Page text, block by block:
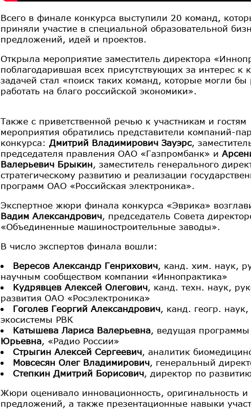
Всего в финале конкурса выступили 20 команд,
приняли участие в специальной образовательной
предложений, идей и проектов.
Открыла мероприятие заместитель директора
поблагодарившая всех присутствующих за интерес к
задачей стал «поиск таких команд, которые могли бы
работать на благо российской экономики».
Также с приветственной речью к участникам и гостям
мероприятия обратились представители компаний-
конкурса: Дмитрий Владимирович Зауэрс,
председателя правления ОАО «Газпромбанк» и
Валерьевич Брыкин, заместитель генерального
стратегическому развитию и реализации
программ ОАО «Российская электроника».
Экспертное жюри финала конкурса «Эврика»
Вадим Александрович, председатель Совета
«Объединенные машиностроительные заводы».
В число экспертов финала вошли:
Вересов Александр Генрихович, канд. хим. наук,
научным сообществом компании «Иннопрактика»
Кудрявцев Алексей Олегович, канд. техн. наук,
развития ОАО «Росэлектроника»
Гоголев Георгий Александрович, канд. геогр.
экосистемы РВК
Катышева Лариса Валерьевна, ведущая
Юрьевна, «Радио России»
Стрыгин Алексей Сергеевич, аналитик
Мовсесян Олег Владимирович, генеральный
Степкин Дмитрий Борисович, директор по
Жюри оценивало инновационность, оригинальность и
предложений, а также презентационные навыки